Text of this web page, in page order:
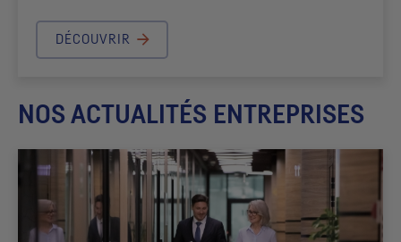
DÉCOUVRIR
NOS ACTUALITÉS ENTREPRISES